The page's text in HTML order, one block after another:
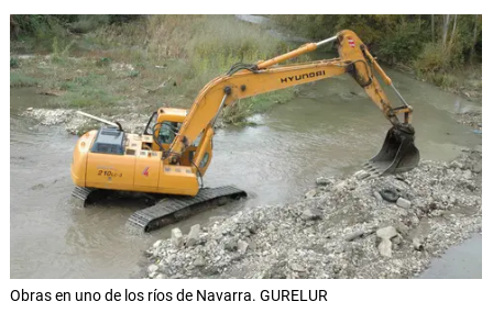
Obras en uno de los ríos de Navarra. GURELUR